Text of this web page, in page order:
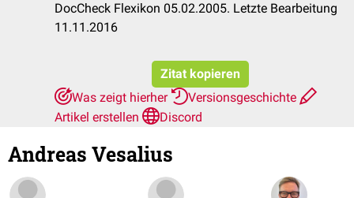
DocCheck Flexikon 05.02.2005. Letzte Bearbeitung
11.11.2016
Zitat kopieren
Was zeigt hierher
Versionsgeschichte
Artikel erstellen
Discord
Andreas Vesalius